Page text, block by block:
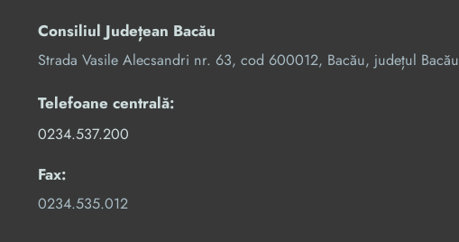
Consiliul Județean Bacău
Strada Vasile Alecsandri nr. 63, cod 600012, Bacău, județul Bacău
Telefoane centrală:
0234.537.200
Fax:
0234.535.012